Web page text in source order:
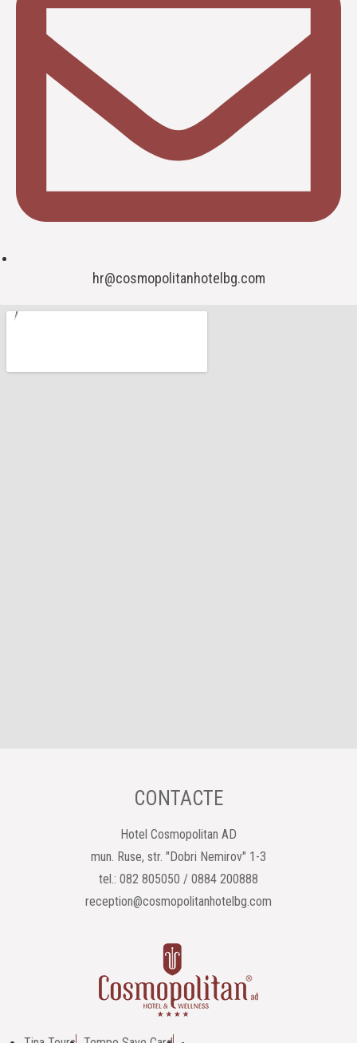
hr@cosmopolitanhotelbg.com
CONTACTE
Hotel Cosmopolitan AD
mun. Ruse, str. "Dobri Nemirov" 1-3
tel.: 082 805050 / 0884 200888
reception@cosmopolitanhotelbg.com